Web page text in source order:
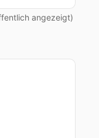
angezeigt)